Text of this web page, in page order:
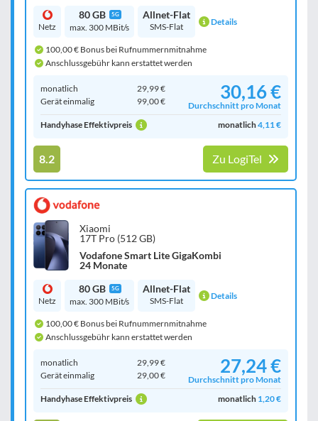
Netz
80 GB 5G
max. 300 MBit/s
Allnet-Flat
SMS-Flat Details
100,00 € Bonus bei Rufnummernmitnahme
Anschlussgebühr kann erstattet werden
monatlich
29,99 €
Gerät einmalig
99,00 € 30,16 €
Durchschnitt pro Monat
Handyhase Effektivpreis
monatlich4,11 €
8.2 Zu LogiTel
Xiaomi
17T Pro (512 GB)
Vodafone Smart Lite GigaKombi
24 Monate
Netz
80 GB 5G
max. 300 MBit/s
Allnet-Flat
SMS-Flat Details
100,00 € Bonus bei Rufnummernmitnahme
Anschlussgebühr kann erstattet werden
monatlich
29,99 €
Gerät einmalig
29,00 € 27,24 €
Durchschnitt pro Monat
Handyhase Effektivpreis
monatlich 1,20 €